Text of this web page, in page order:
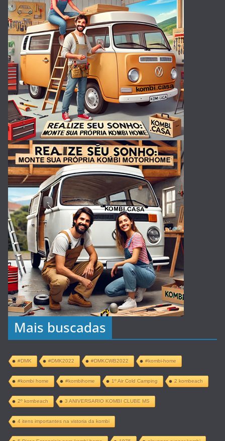
Mais buscadas
#DMK #DMK2022 #DMKCWB2022 #kombi-home
#kombi home #kombihome 1º Air Cold Camping 2 kombeach
2º kombeach 3 ANIVERSARIO KOMBI CLUBE MS
4 itens importantes na vistoria da kombi